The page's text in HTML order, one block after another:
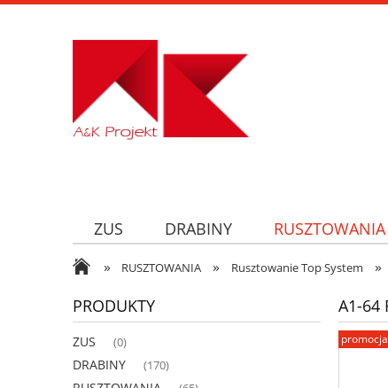
ZUS DRABINY RUSZTOWANIA
» RUSZTOWANIA » Rusztowanie Top System »
PRODUKTY
ZUS (0)
DRABINY (170)
A1-64
promocja